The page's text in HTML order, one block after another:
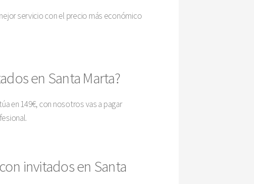
servicio con el precio más económico
en Santa Marta?
en 149€, con nosotros vas a pagar
invitados en Santa